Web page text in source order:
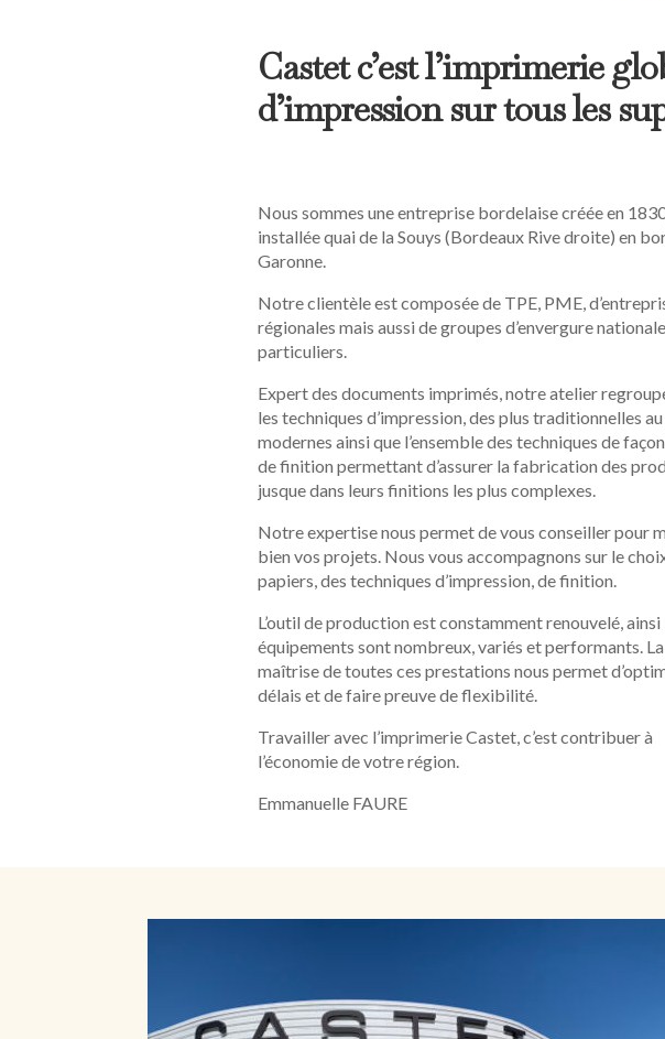
Castet c’est l’imprimerie
d’impression sur tous les
Nous sommes une entreprise bordelaise créée en
installée quai de la Souys (Bordeaux Rive droite) en
Garonne.
Notre clientèle est composée de TPE, PME,
régionales mais aussi de groupes d’envergure
particuliers.
Expert des documents imprimés, notre atelier
les techniques d’impression, des plus traditionnelles
modernes ainsi que l’ensemble des techniques de
de finition permettant d’assurer la fabrication des
jusque dans leurs finitions les plus complexes.
Notre expertise nous permet de vous conseiller pour
bien vos projets. Nous vous accompagnons sur le
papiers, des techniques d’impression, de finition.
L’outil de production est constamment renouvelé, ainsi
équipements sont nombreux, variés et performants. La
maîtrise de toutes ces prestations nous permet
délais et de faire preuve de flexibilité.
Travailler avec l’imprimerie Castet, c’est contribuer à
l’économie de votre région.
Emmanuelle FAURE